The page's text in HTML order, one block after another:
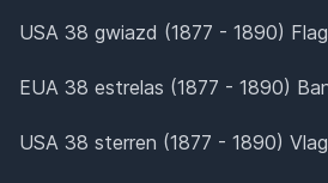
USA 38 gwiazd (1877 - 1890)
EUA 38 estrelas (1877 - 1890)
USA 38 sterren (1877 - 1890) Vlag